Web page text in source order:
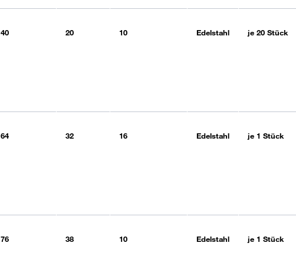
40 20 10 Edelstahl je 20 Stück
64 32 16 Edelstahl je 1 Stück
76 38 10 Edelstahl je 1 Stück